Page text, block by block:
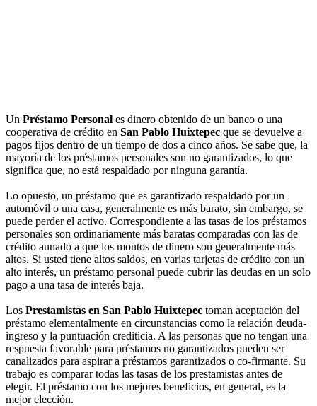
Un Préstamo Personal es dinero obtenido de un banco o una
cooperativa de crédito en San Pablo Huixtepec que se devuelve a
pagos fijos dentro de un tiempo de dos a cinco años. Se sabe que, la
mayoría de los préstamos personales son no garantizados, lo que
significa que, no está respaldado por ninguna garantía.
Lo opuesto, un préstamo que es garantizado respaldado por un
automóvil o una casa, generalmente es más barato, sin embargo, se
puede perder el activo. Correspondiente a las tasas de los préstamos
personales son ordinariamente más baratas comparadas con las de
crédito aunado a que los montos de dinero son generalmente más
altos. Si usted tiene altos saldos, en varias tarjetas de crédito con un
alto interés, un préstamo personal puede cubrir las deudas en un solo
pago a una tasa de interés baja.
Los Prestamistas en San Pablo Huixtepec toman aceptación del
préstamo elementalmente en circunstancias como la relación deuda-
ingreso y la puntuación crediticia. A las personas que no tengan una
respuesta favorable para préstamos no garantizados pueden ser
canalizados para aspirar a préstamos garantizados o co-firmante. Su
trabajo es comparar todas las tasas de los prestamistas antes de
elegir. El préstamo con los mejores beneficios, en general, es la
mejor elección.